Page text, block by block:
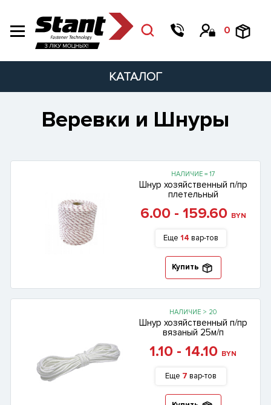
0
КАТАЛОГ
Веревки и Шнуры
НАЛИЧИЕ = 17
Шнур хозяйственный п/пр
плетельный
6.00 - 159.60 BYN
Еще 14 вар-тов
Купить
НАЛИЧИЕ > 20
Шнур хозяйственный п/пр
вязаный 25м/п
1.10 - 14.10 BYN
Еще 7 вар-тов